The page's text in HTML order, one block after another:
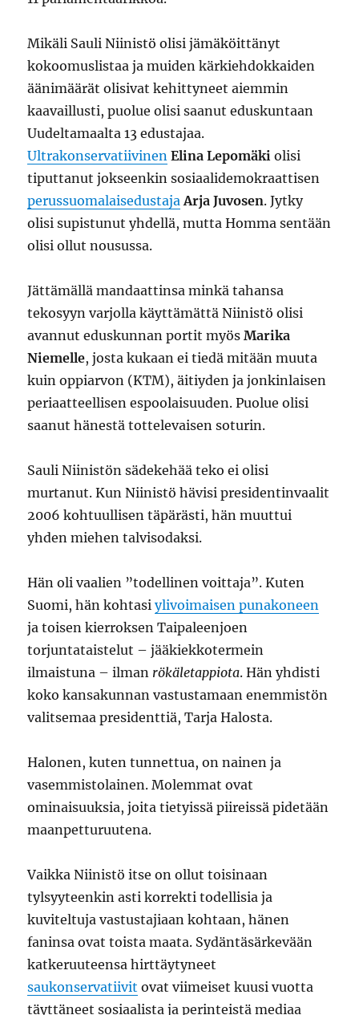
Mikäli Sauli Niinistö olisi jämäköittänyt
kokoomuslistaa ja muiden kärkiehdokkaiden
äänimäärät olisivat kehittyneet aiemmin
kaavaillusti, puolue olisi saanut eduskuntaan
Uudeltamaalta 13 edustajaa.
Ultrakonservatiivinen Elina Lepomäki olisi
tiputtanut jokseenkin sosiaalidemokraattisen
perussuomalaisedustaja Arja Juvosen. Jytky
olisi supistunut yhdellä, mutta Homma sentään
olisi ollut nousussa.
Jättämällä mandaattinsa minkä tahansa
tekosyyn varjolla käyttämättä Niinistö olisi
avannut eduskunnan portit myösMarika
Niemelle, josta kukaan ei tiedä mitään muuta
kuin oppiarvon (KTM), äitiyden ja jonkinlaisen
periaatteellisen espoolaisuuden. Puolue olisi
saanut hänestä tottelevaisen soturin.
Sauli Niinistön sädekehää teko ei olisi
murtanut. Kun Niinistö hävisi presidentinvaalit
2006 kohtuullisen täpärästi, hän muuttui
yhden miehen talvisodaksi.
Hän oli vaalien ”todellinen voittaja”. Kuten
Suomi, hän kohtasiylivoimaisen punakoneen
ja toisen kierroksen Taipaleenjoen
torjuntataistelut – jääkiekkotermein
ilmaistuna – ilman rökäletappiota. Hän yhdisti
koko kansakunnan vastustamaan enemmistön
valitsemaa presidenttiä, Tarja Halosta.
Halonen, kuten tunnettua, on nainen ja
vasemmistolainen. Molemmat ovat
ominaisuuksia, joita tietyissä piireissä pidetään
maanpetturuutena.
Vaikka Niinistö itse on ollut toisinaan
tylsyyteenkin asti korrekti todellisia ja
kuviteltuja vastustajiaan kohtaan, hänen
faninsa ovat toista maata. Sydäntäsärkevään
katkeruuteensa hirttäytyneet
saukonservatiivit ovat viimeiset kuusi vuotta
täyttäneet sosiaalista ja perinteistä mediaa